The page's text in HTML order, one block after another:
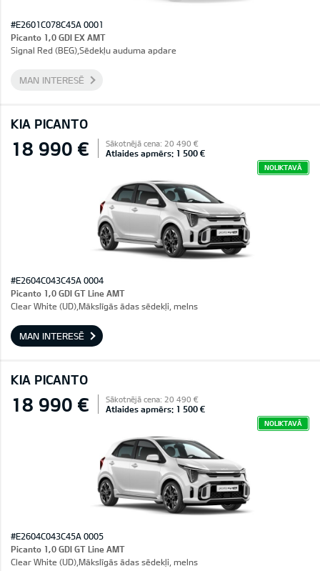
#E2601C078C45A 0001
Picanto 1,0 GDI EX AMT
Signal Red (BEG),Sēdekļu auduma apdare
MAN INTERESĒ
KIA PICANTO
18 990 € Sākotnējā cena: 20 490 €
Atlaides apmērs: 1 500 €
NOLIKTAVĀ
#E2604C043C45A 0004
Picanto 1,0 GDI GT Line AMT
Clear White (UD),Mākslīgās ādas sēdekļi, melns
MAN INTERESĒ
KIA PICANTO
18 990 € Sākotnējā cena: 20 490 €
Atlaides apmērs: 1 500 €
NOLIKTAVĀ
#E2604C043C45A 0005
Picanto 1,0 GDI GT Line AMT
Clear White (UD),Mākslīgās ādas sēdekļi, melns